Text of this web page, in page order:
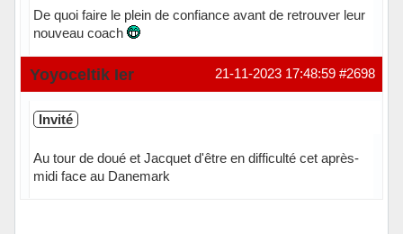
De quoi faire le plein de confiance avant de retrouver leur
nouveau coach
#2698
21-11-2023 17:48:59
Yoyoceltik Ier
Invité
Au tour de doué et Jacquet d'être en difficulté cet après-
midi face au Danemark